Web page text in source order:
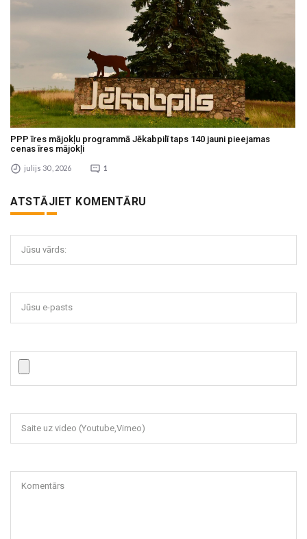
PPP īres mājokļu programmā Jēkabpilī taps 140 jauni pieejamas
cenas īres mājokļi
julijs 30 , 2026 1
ATSTĀJIET KOMENTĀRU
Jūsu vārds:
Jūsu e-pasts
Saite uz video (Youtube,Vimeo)
Komentārs